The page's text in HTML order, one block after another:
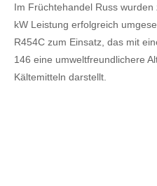
Im Früchtehandel Russ
kW Leistung erfolgreich
R454C zum Einsatz, das mit
146 eine umweltfreundlichere
Kältemitteln darstellt.